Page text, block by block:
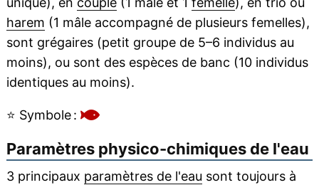
harem (1 mâle accompagné de plusieurs femelles),
sont grégaires (petit groupe de 5–6 individus au
moins), ou sont des espèces de banc (10 individus
identiques au moins).
⭐ Symbole :
Paramètres physico-chimiques de l'eau
3 principaux paramètres de l'eau sont toujours à